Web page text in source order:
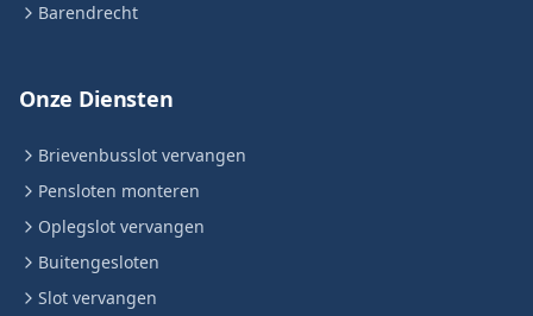
Barendrecht
Onze Diensten
Brievenbusslot vervangen
Pensloten monteren
Oplegslot vervangen
Buitengesloten
Slot vervangen